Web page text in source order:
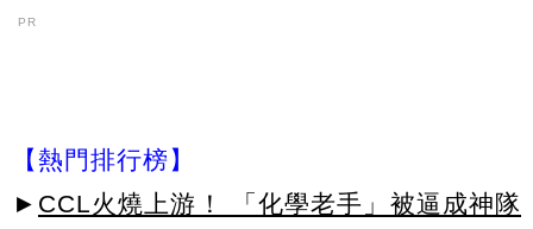
PR
【熱門排行榜】
► CCL火燒上游！ 「化學老手」被逼成神隊